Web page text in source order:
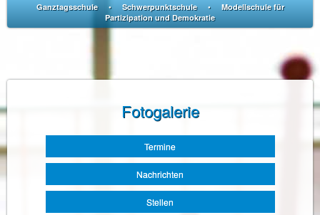
Ganztagsschule • Schwerpunktschule •
Modellschule für
Partizipation und Demokratie
Fotogalerie
überspringen
Termine
Nachrichten
Stellen